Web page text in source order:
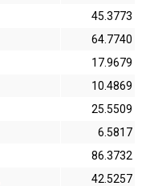
45.3773
64.7740
17.9679
10.4869
25.5509
6.5817
86.3732
42.5257